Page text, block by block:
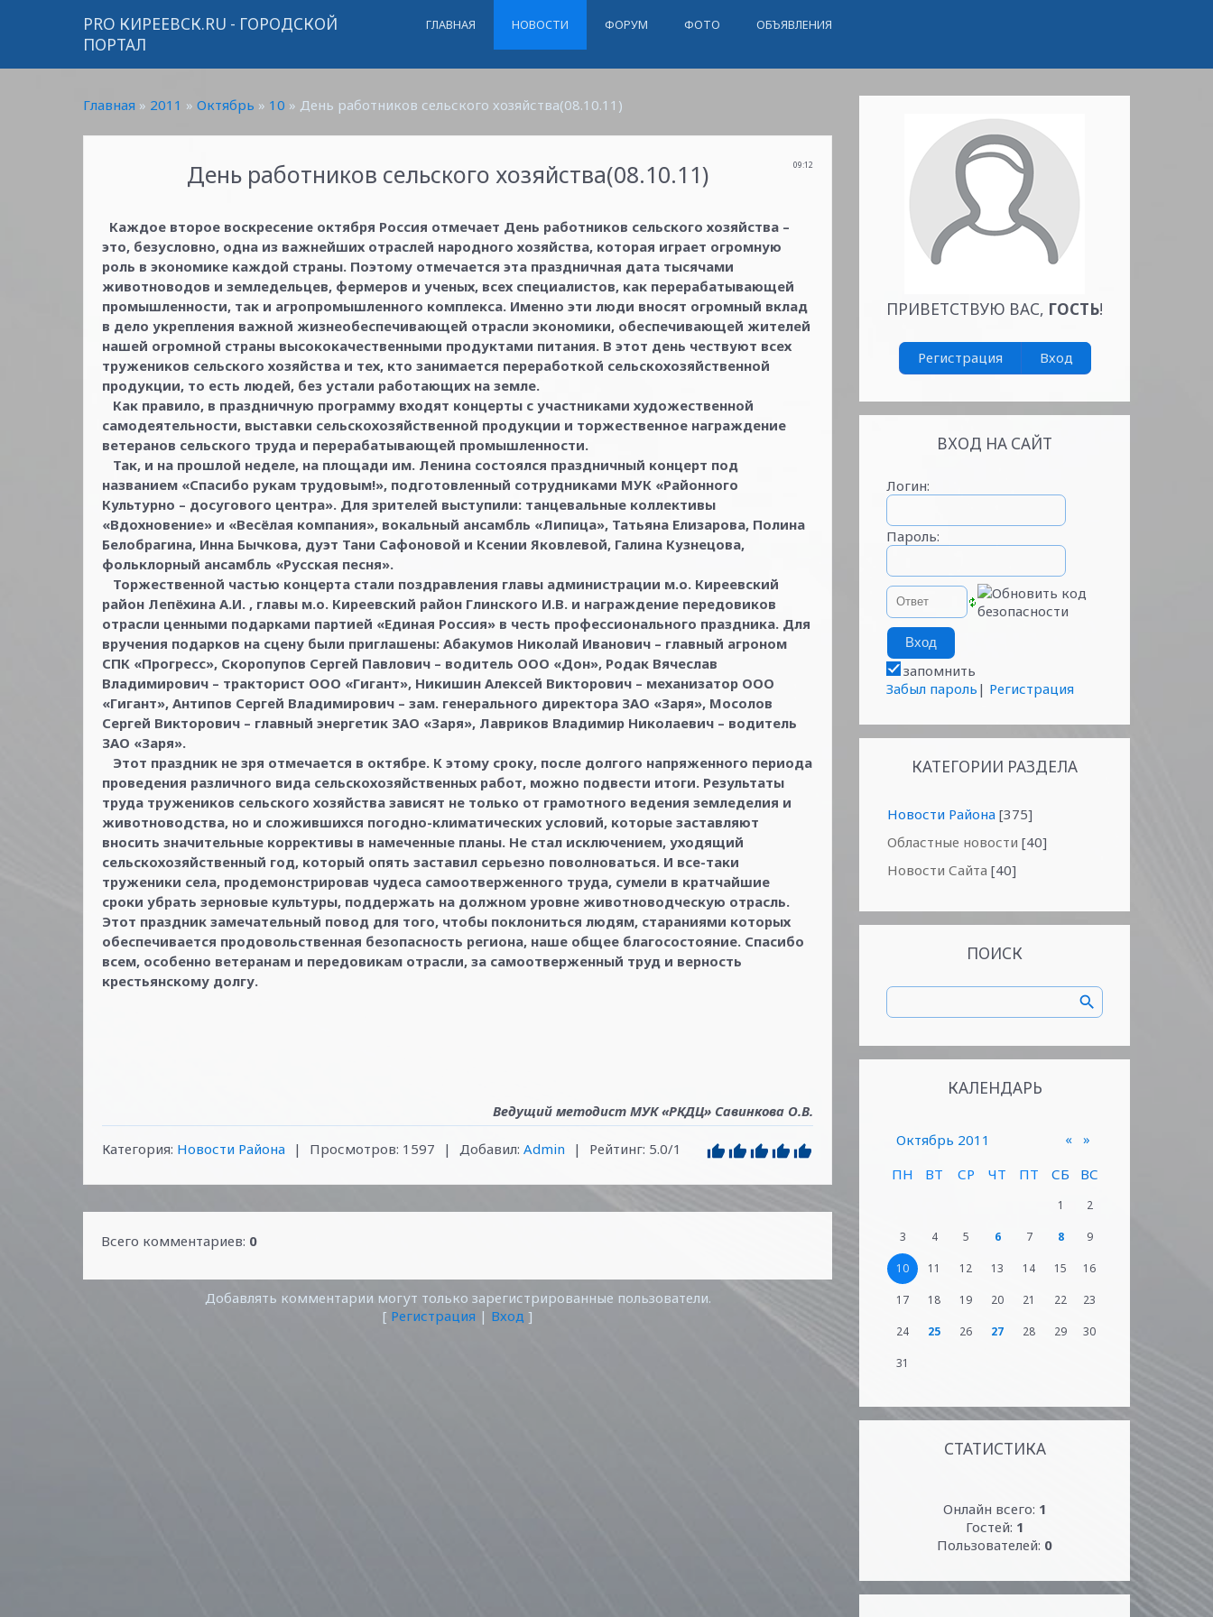
PRO КИРЕЕВСК.RU - ГОРОДСКОЙ
ПОРТАЛ
ГЛАВНАЯ НОВОСТИ ФОРУМ ФОТО ОБЪЯВЛЕНИЯ
Главная » 2011 » Октябрь » 10 » День работников сельского хозяйства(08.10.11)
09:12
День работников сельского хозяйства(08.10.11)
Каждое второе воскресение октября Россия отмечает День работников сельского хозяйства –
это, безусловно, одна из важнейших отраслей народного хозяйства, которая играет огромную
роль в экономике каждой страны. Поэтому отмечается эта праздничная дата тысячами
животноводов и земледельцев, фермеров и ученых, всех специалистов, как перерабатывающей
промышленности, так и агропромышленного комплекса. Именно эти люди вносят огромный вклад
в дело укрепления важной жизнеобеспечивающей отрасли экономики, обеспечивающей жителей
нашей огромной страны высококачественными продуктами питания. В этот день чествуют всех
тружеников сельского хозяйства и тех, кто занимается переработкой сельскохозяйственной
продукции, то есть людей, без устали работающих на земле.
Как правило, в праздничную программу входят концерты с участниками художественной
самодеятельности, выставки сельскохозяйственной продукции и торжественное награждение
ветеранов сельского труда и перерабатывающей промышленности.
Так, и на прошлой неделе, на площади им. Ленина состоялся праздничный концерт под
названием «Спасибо рукам трудовым!», подготовленный сотрудниками МУК «Районного
Культурно – досугового центра». Для зрителей выступили: танцевальные коллективы
«Вдохновение» и «Весёлая компания», вокальный ансамбль «Липица», Татьяна Елизарова, Полина
Белобрагина, Инна Бычкова, дуэт Тани Сафоновой и Ксении Яковлевой, Галина Кузнецова,
фольклорный ансамбль «Русская песня».
Торжественной частью концерта стали поздравления главы администрации м.о. Киреевский
район Лепёхина А.И. , главы м.о. Киреевский район Глинского И.В. и награждение передовиков
отрасли ценными подарками партией «Единая Россия» в честь профессионального праздника. Для
вручения подарков на сцену были приглашены: Абакумов Николай Иванович – главный агроном
СПК «Прогресс», Скоропупов Сергей Павлович – водитель ООО «Дон», Родак Вячеслав
Владимирович – тракторист ООО «Гигант», Никишин Алексей Викторович – механизатор ООО
«Гигант», Антипов Сергей Владимирович – зам. генерального директора ЗАО «Заря», Мосолов
Сергей Викторович – главный энергетик ЗАО «Заря», Лавриков Владимир Николаевич – водитель
ЗАО «Заря».
Этот праздник не зря отмечается в октябре. К этому сроку, после долгого напряженного периода
проведения различного вида сельскохозяйственных работ, можно подвести итоги. Результаты
труда тружеников сельского хозяйства зависят не только от грамотного ведения земледелия и
животноводства, но и сложившихся погодно-климатических условий, которые заставляют
вносить значительные коррективы в намеченные планы. Не стал исключением, уходящий
сельскохозяйственный год, который опять заставил серьезно поволноваться. И все-таки
труженики села, продемонстрировав чудеса самоотверженного труда, сумели в кратчайшие
сроки убрать зерновые культуры, поддержать на должном уровне животноводческую отрасль.
Этот праздник замечательный повод для того, чтобы поклониться людям, стараниями которых
обеспечивается продовольственная безопасность региона, наше общее благосостояние. Спасибо
всем, особенно ветеранам и передовикам отрасли, за самоотверженный труд и верность
крестьянскому долгу.
Ведущий методист МУК «РКДЦ» Савинкова О.В.
Категория: Новости Района | Просмотров: 1597 | Добавил: Admin | Рейтинг: 5.0/1
Всего комментариев: 0
Добавлять комментарии могут только зарегистрированные пользователи.
[ Регистрация | Вход ]
ПРИВЕТСТВУЮ ВАС, ГОСТЬ!
Регистрация Вход
ВХОД НА САЙТ
Логин:
Пароль:
запомнить
Забыл пароль | Регистрация
КАТЕГОРИИ РАЗДЕЛА
Новости Района [375]
Областные новости [40]
Новости Сайта [40]
ПОИСК
КАЛЕНДАРЬ
«
Октябрь 2011
»
ПН
ВТ СР ЧТ ПТ СБ ВС
1 2
3 4 5 6 7 8 9
10 11 12 13 14 15 16
17 18 19 20 21 22 23
24 25 26 27 28 29 30
31
СТАТИСТИКА
Онлайн всего: 1
Гостей: 1
Пользователей: 0